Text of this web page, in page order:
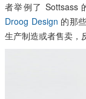
者举例了 Sottsass
Droog Design 的那
生产制造或者售卖，